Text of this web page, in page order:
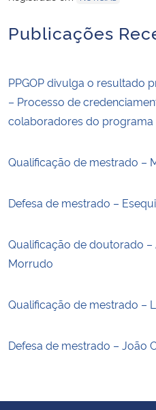
Secretaria-Geral
Gabinete de Segurança Institucional
Publicações
PPGOP divulga o resultado
– Processo de
colaboradores do programa
Qualificação de mestrado –
Defesa de mestrado –
Qualificação de doutorado –
Morrudo
Qualificação de mestrado –
Defesa de mestrado – João